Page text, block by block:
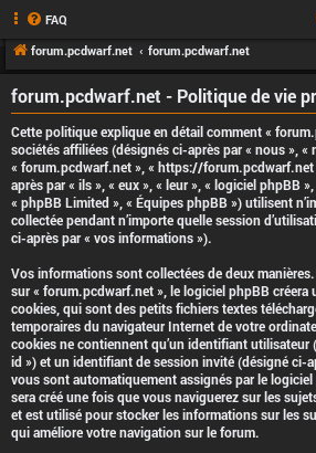
FAQ
forum.pcdwarf.net
forum.pcdwarf.net
forum.pcdwarf.net - Politique de vie
Cette politique explique en détail comment «
sociétés affiliées (désignés ci-après par « nous », «
« forum.pcdwarf.net », « https://forum.pcdwarf.net
après par « ils », « eux », « leur », « logiciel phpBB
« phpBB Limited », « Équipes phpBB ») utilisent
collectée pendant n’importe quelle session
ci-après par « vos informations »).
Vos informations sont collectées de deux
sur « forum.pcdwarf.net », le logiciel phpBB créera
cookies, qui sont des petits fichiers textes
temporaires du navigateur Internet de votre
cookies ne contiennent qu’un identifiant utilisateur
id ») et un identifiant de session invité (désigné ci-
vous sont automatiquement assignés par le
sera créé une fois que vous naviguerez sur les
et est utilisé pour stocker les informations sur les
qui améliore votre navigation sur le forum.